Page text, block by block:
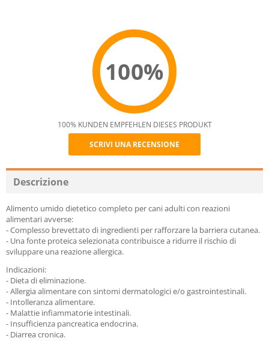
100%
Recommend
100% KUNDEN EMPFEHLEN DIESES PRODUKT
SCRIVI UNA RECENSIONE
Descrizione
Alimento umido dietetico completo per cani adulti con reazioni
alimentari avverse:
- Complesso brevettato di ingredienti per rafforzare la barriera cutanea.
- Una fonte proteica selezionata contribuisce a ridurre il rischio di
sviluppare una reazione allergica.
Indicazioni:
- Dieta di eliminazione.
- Allergia alimentare con sintomi dermatologici e/o gastrointestinali.
- Intolleranza alimentare.
- Malattie infiammatorie intestinali.
- Insufficienza pancreatica endocrina.
- Diarrea cronica.